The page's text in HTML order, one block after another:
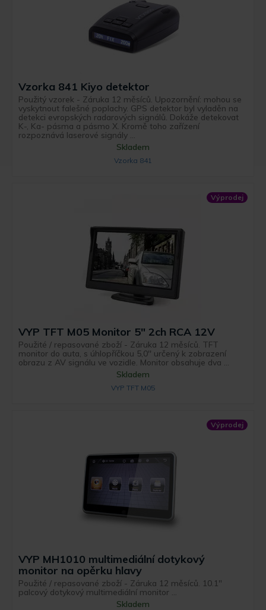
Vzorka 841 Kiyo detektor
Použitý vzorek - Záruka 12 měsíců. Upozornění: mohou se
vyskytnout falešné poplachy. GPS detektor byl vyladěn na
detekci evropských radarových signálů. Dokáže detekovat
K-, Ka- pásma a pásmo X. Kromě toho zařízení
rozpoznává laserové signály ...
Skladem
Vzorka 841
Výprodej
VYP TFT M05 Monitor 5" 2ch RCA 12V
Použité / repasované zboží - Záruka 12 měsíců. TFT
monitor do auta, s úhlopříčkou 5,0'' určený k zobrazení
obrazu z AV signálu ve vozidle. Monitor obsahuje dva ...
Skladem
VYP TFT M05
Výprodej
VYP MH1010 multimediální dotykový
monitor na opěrku hlavy
Použité / repasované zboží - Záruka 12 měsíců. 10.1"
palcový dotykový multimediální monitor ...
Skladem